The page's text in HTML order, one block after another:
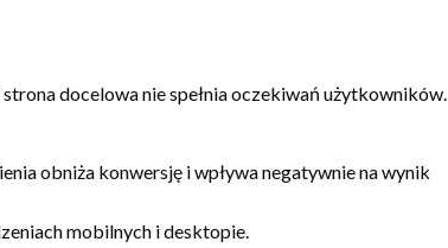
docelowa nie spełnia oczekiwań użytkowników.
obniża konwersję i wpływa negatywnie na wynik
mobilnych i desktopie.